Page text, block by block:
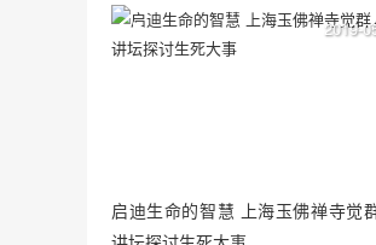
情牺牲烈士和逝世同胞
启迪生命的智慧 上海玉佛禅寺觉
2019-